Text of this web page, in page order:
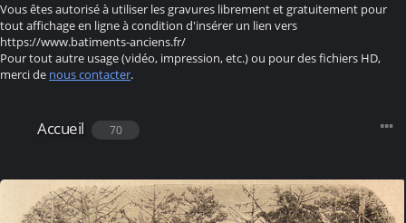
Vous êtes autorisé à utiliser les gravures librement et gratuitement pour
tout affichage en ligne à condition d'insérer un lien vers
https://www.batiments-anciens.fr/
Pour tout autre usage (vidéo, impression, etc.) ou pour des fichiers HD,
merci de nous contacter.
Accueil 70